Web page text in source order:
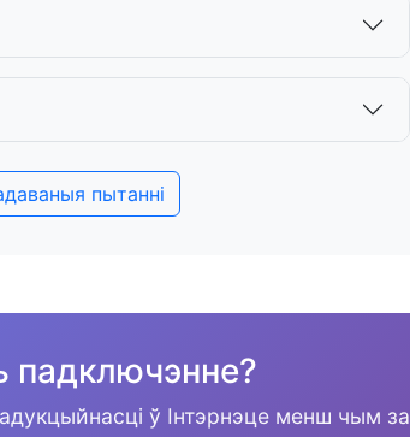
пытанні
падключэнне?
ў Інтэрнэце менш чым за